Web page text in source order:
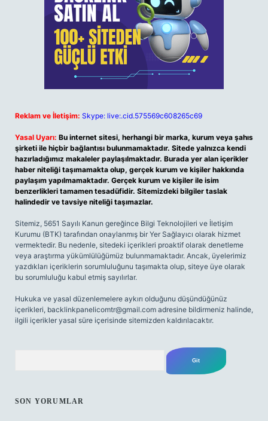
Reklam ve İletişim: Skype: live:.cid.575569c608265c69
Yasal Uyarı: Bu internet sitesi, herhangi bir marka, kurum veya şahıs
şirketi ile hiçbir bağlantısı bulunmamaktadır. Sitede yalnızca kendi
hazırladığımız makaleler paylaşılmaktadır. Burada yer alan içerikler
haber niteliği taşımamakta olup, gerçek kurum ve kişiler hakkında
paylaşım yapılmamaktadır. Gerçek kurum ve kişiler ile isim
benzerlikleri tamamen tesadüfidir. Sitemizdeki bilgiler taslak
halindedir ve tavsiye niteliği taşımazlar.
Sitemiz, 5651 Sayılı Kanun gereğince Bilgi Teknolojileri ve İletişim
Kurumu (BTK) tarafından onaylanmış bir Yer Sağlayıcı olarak hizmet
vermektedir. Bu nedenle, sitedeki içerikleri proaktif olarak denetleme
veya araştırma yükümlülüğümüz bulunmamaktadır. Ancak, üyelerimiz
yazdıkları içeriklerin sorumluluğunu taşımakta olup, siteye üye olarak
bu sorumluluğu kabul etmiş sayılırlar.
Hukuka ve yasal düzenlemelere aykırı olduğunu düşündüğünüz
içerikleri, backlinkpanelicomtr@gmail.com adresine bildirmeniz halinde,
ilgili içerikler yasal süre içerisinde sitemizden kaldırılacaktır.
SON YORUMLAR